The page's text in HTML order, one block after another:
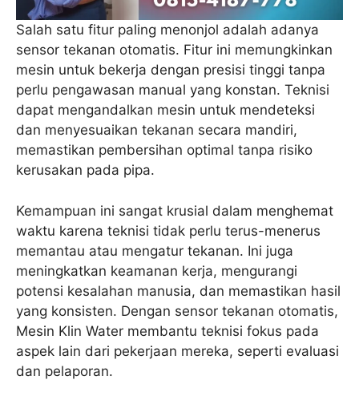
Salah satu fitur paling menonjol adalah adanya
sensor tekanan otomatis. Fitur ini memungkinkan
mesin untuk bekerja dengan presisi tinggi tanpa
perlu pengawasan manual yang konstan. Teknisi
dapat mengandalkan mesin untuk mendeteksi
dan menyesuaikan tekanan secara mandiri,
memastikan pembersihan optimal tanpa risiko
kerusakan pada pipa.
Kemampuan ini sangat krusial dalam menghemat
waktu karena teknisi tidak perlu terus-menerus
memantau atau mengatur tekanan. Ini juga
meningkatkan keamanan kerja, mengurangi
potensi kesalahan manusia, dan memastikan hasil
yang konsisten. Dengan sensor tekanan otomatis,
Mesin Klin Water membantu teknisi fokus pada
aspek lain dari pekerjaan mereka, seperti evaluasi
dan pelaporan.